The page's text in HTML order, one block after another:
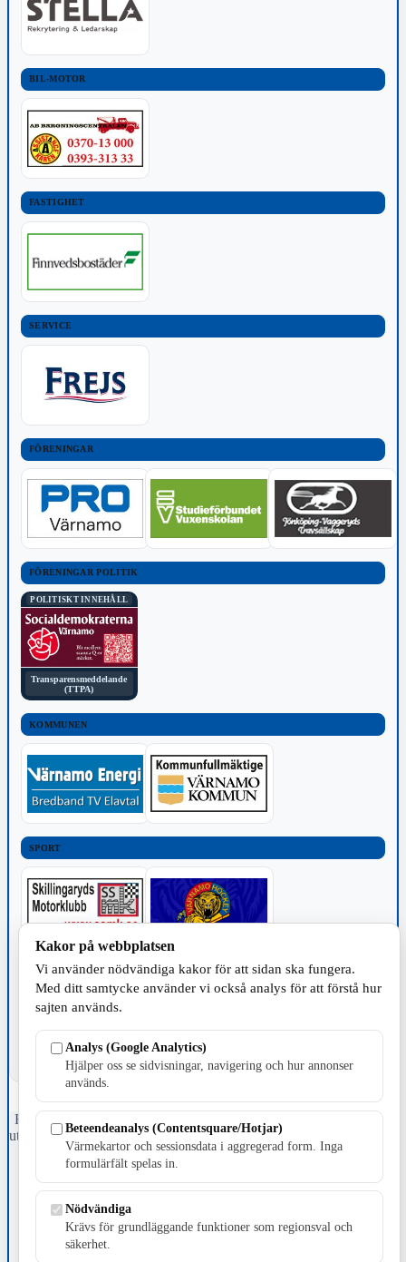
BIL-MOTOR
FASTIGHET
SERVICE
FÖRENINGAR
FÖRENINGAR POLITIK
POLITISKT INNEHÅLL
Transparensmeddelande
(TTPA)
KOMMUNEN
SPORT
TILLVERKNING
Fristående webbtidningsföretag grundat 1991 som sedan 2002 ger
ut tidningen Skillingaryd.nu och 2010 lanserades Värnamo.nu. Från
april 2026 omfattar Skillingaryd.nu tre kommuner: Gnosjö,
Värnamo och Vaggeryds kommun.
E-post: redaktionen@skillingaryd.nu
Postadress: Gisslaköp 1, 568 92 Skillingaryd
Kakor på webbplatsen
Vi använder nödvändiga kakor för att sidan ska fungera.
Med ditt samtycke använder vi också analys för att förstå hur
sajten används.
Analys (Google Analytics)
Hjälper oss se sidvisningar, navigering och hur annonser
används.
Beteendeanalys (Contentsquare/Hotjar)
Värmekartor och sessionsdata i aggregerad form. Inga
formulärfält spelas in.
Nödvändiga
Krävs för grundläggande funktioner som regionsval och
säkerhet.